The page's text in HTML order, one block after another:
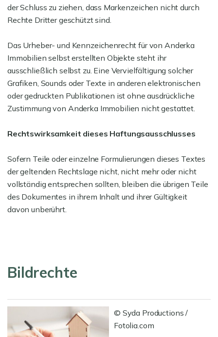
der Schluss zu ziehen, dass Markenzeichen nicht durch
Rechte Dritter geschützt sind.
Das Urheber- und Kennzeichenrecht für von Anderka
Immobilien selbst erstellten Objekte steht ihr
ausschließlich selbst zu. Eine Vervielfältigung solcher
Grafiken, Sounds oder Texte in anderen elektronischen
oder gedruckten Publikationen ist ohne ausdrückliche
Zustimmung von Anderka Immobilien nicht gestattet.
Rechtswirksamkeit dieses Haftungsausschlusses
Sofern Teile oder einzelne Formulierungen dieses Textes
der geltenden Rechtslage nicht, nicht mehr oder nicht
vollständig entsprechen sollten, bleiben die übrigen Teile
des Dokumentes in ihrem Inhalt und ihrer Gültigkeit
davon unberührt.
Bildrechte
© Syda Productions /
Fotolia.com